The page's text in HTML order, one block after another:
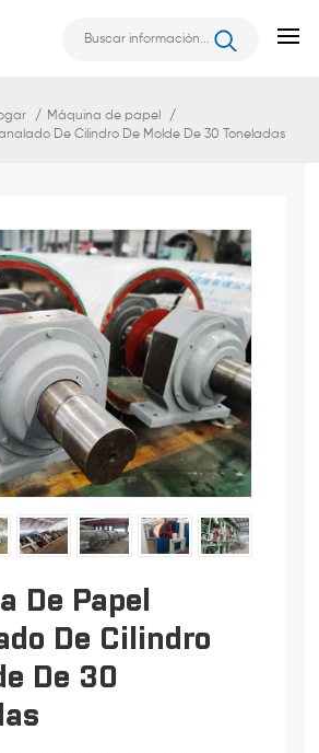
/ Máquina de papel
/
De Cilindro De Molde De 30 Toneladas
De Papel
De Cilindro
De 30